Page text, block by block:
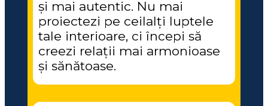
și mai autentic. Nu mai
proiectezi pe ceilalți luptele
tale interioare, ci începi să
creezi relații mai armonioase
și sănătoase.